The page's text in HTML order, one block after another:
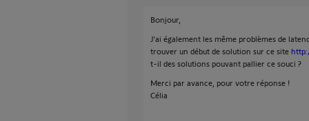
Bonjour,
J'ai également les même problèmes de
trouver un début de solution sur ce site
t-il des solutions pouvant pallier ce souci ?
Merci par avance, pour votre réponse !
Célia